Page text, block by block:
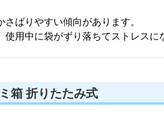
ばりやすい傾向があります。
用中に袋がずり落ちてストレスに
箱 折りたたみ式